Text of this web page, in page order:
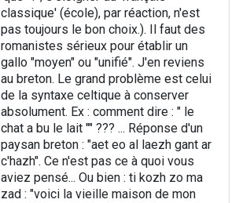
classique' (école), par réaction, n'est
pas toujours le bon choix.). Il faut des
romanistes sérieux pour établir un
gallo "moyen" ou "unifié". J'en reviens
au breton. Le grand problème est celui
de la syntaxe celtique à conserver
absolument. Ex : comment dire : " le
chat a bu le lait "" ??? ... Réponse d'un
paysan breton : "aet eo al laezh gant ar
c'hazh". Ce n'est pas ce à quoi vous
aviez pensé... Ou bien : ti kozh zo ma
zad : "voici la vieille maison de mon